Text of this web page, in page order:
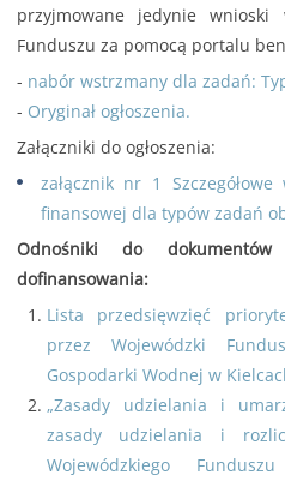
przyjmowane jedynie wnioski
Funduszu za pomocą portalu
- nabór wstrzmany dla zadań:
- Oryginał ogłoszenia.
Załączniki do ogłoszenia:
załącznik nr 1
finansowej dla typów zadań
Odnośniki do dokumentów
dofinansowania:
Lista przedsięwzięć
przez Wojewódzki
Gospodarki Wodnej w
„Zasady udzielania i
zasady udzielania i
Wojewódzkiego